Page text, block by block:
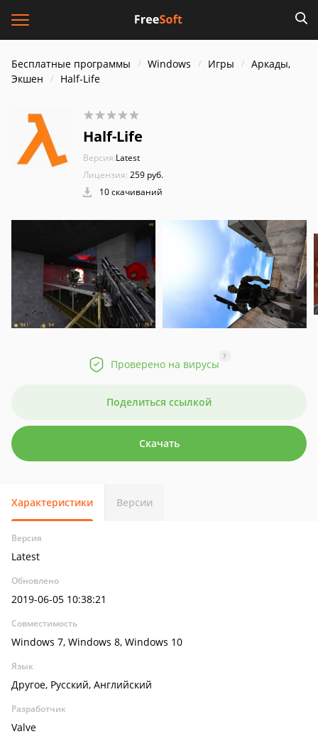
Бесплатные программы Windows Игры
Аркады,
Экшен
Half-Life
Half-Life
Версия:Latest
Лицензия: 259 pуб.
10 скачиваний
Проверено на вирусы
?
Поделиться ссылкой
Скачать
Характеристики Версии
Версия
Latest
Обновлено
2019-06-05 10:38:21
Совместимость
Windows 7, Windows 8, Windows 10
Язык
Другое, Русский, Английский
Разработчик
Valve